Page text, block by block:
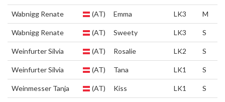
Wabnigg Renate (AT) Emma LK3 M
Wabnigg Renate (AT) Sweety LK3 S
Weinfurter Silvia (AT) Rosalie LK2 S
Weinfurter Silvia (AT) Tana LK1 S
Weinmesser Tanja (AT) Kiss LK1 S